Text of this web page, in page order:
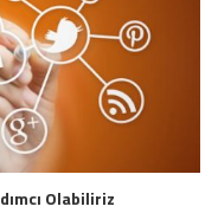
Olabiliriz